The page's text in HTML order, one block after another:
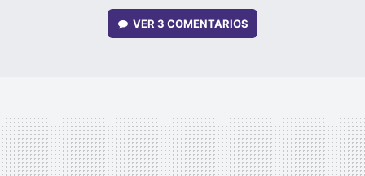
VER 3 COMENTARIOS